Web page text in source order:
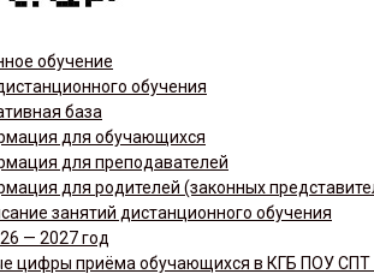
обучение
обучения
база
для обучающихся
для преподавателей
для родителей (законных
занятий дистанционного обучения
— 2027 год
цифры приёма обучающихся в КГБ ПОУ СПТ